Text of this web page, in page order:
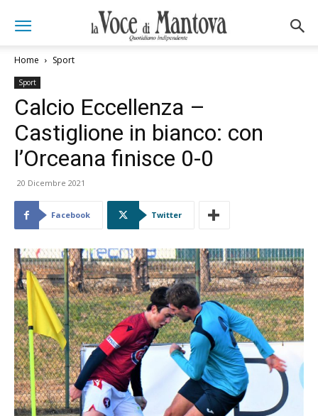
Home Sport
Sport
Calcio Eccellenza –
Castiglione in bianco: con
l’Orceana finisce 0-0
20 Dicembre 2021
Facebook Twitter